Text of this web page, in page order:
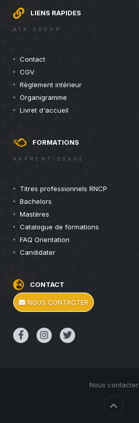
LIENS RAPIDES
ATK GROUP
Contact
CGV
Règlement intérieur
Organigramme
Livret d'accueil
FORMATIONS
APPRENTISSAGE
Titres professionnels RNCP
Bachelors
Mastères
Catalogue de formations
FAQ Orientation
Candidater
CONTACT
NOUS CONTACTER
Nous contacter